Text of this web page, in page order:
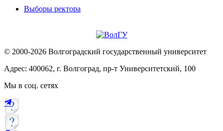
Выборы ректора
© 2000-2026 Волгоградский государственный университет
Адрес: 400062, г. Волгоград, пр-т Университетский, 100
Мы в соц. сетях